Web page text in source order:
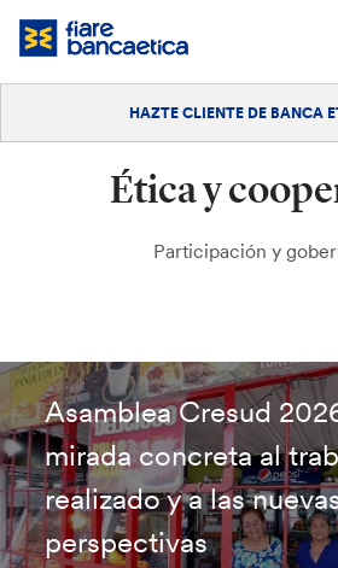
Saltar
Hazte cliente
HAZTE CLIENTE DE BANCA
Ética y
Participación y
Asamblea Cresud
mirada concreta al
realizado y a las
perspectivas